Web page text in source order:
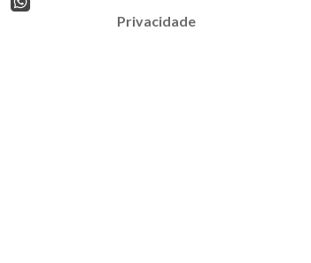
Privacidade